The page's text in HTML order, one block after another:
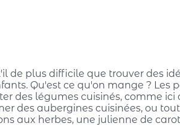
de plus difficile que trouver des
Qu'est ce qu'on mange ?
des légumes cuisinés, comme
des aubergines cuisinées, ou
aux herbes, une julienne de